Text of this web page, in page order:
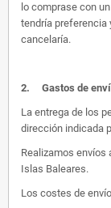
lo comprase con
tendría preferencia
cancelaría.
2. Gastos de
La entrega de los
dirección indicada
Realizamos envíos
Islas Baleares.
Los costes de